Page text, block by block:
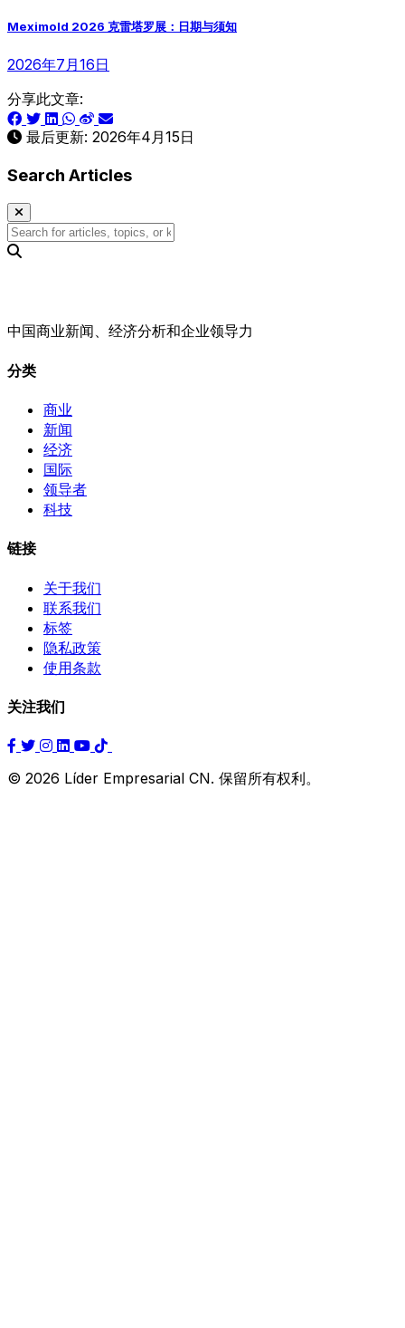
Meximold 2026 克雷塔罗展：日期与须知
2026年7月16日
分享此文章:
最后更新: 2026年4月15日
Search Articles
中国商业新闻、经济分析和企业领导力
分类
商业
新闻
经济
国际
领导者
科技
链接
关于我们
联系我们
标签
隐私政策
使用条款
关注我们
© 2026 Líder Empresarial CN. 保留所有权利。